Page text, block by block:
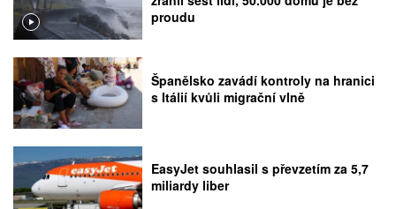
proudu
Španělsko zavádí kontroly na hranici
s Itálií kvůli migrační vlně
EasyJet souhlasil s převzetím za 5,7
miliardy liber